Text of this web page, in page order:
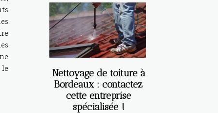
Nettoyage de toiture à
Bordeaux : contactez
cette entreprise
spécialisée !